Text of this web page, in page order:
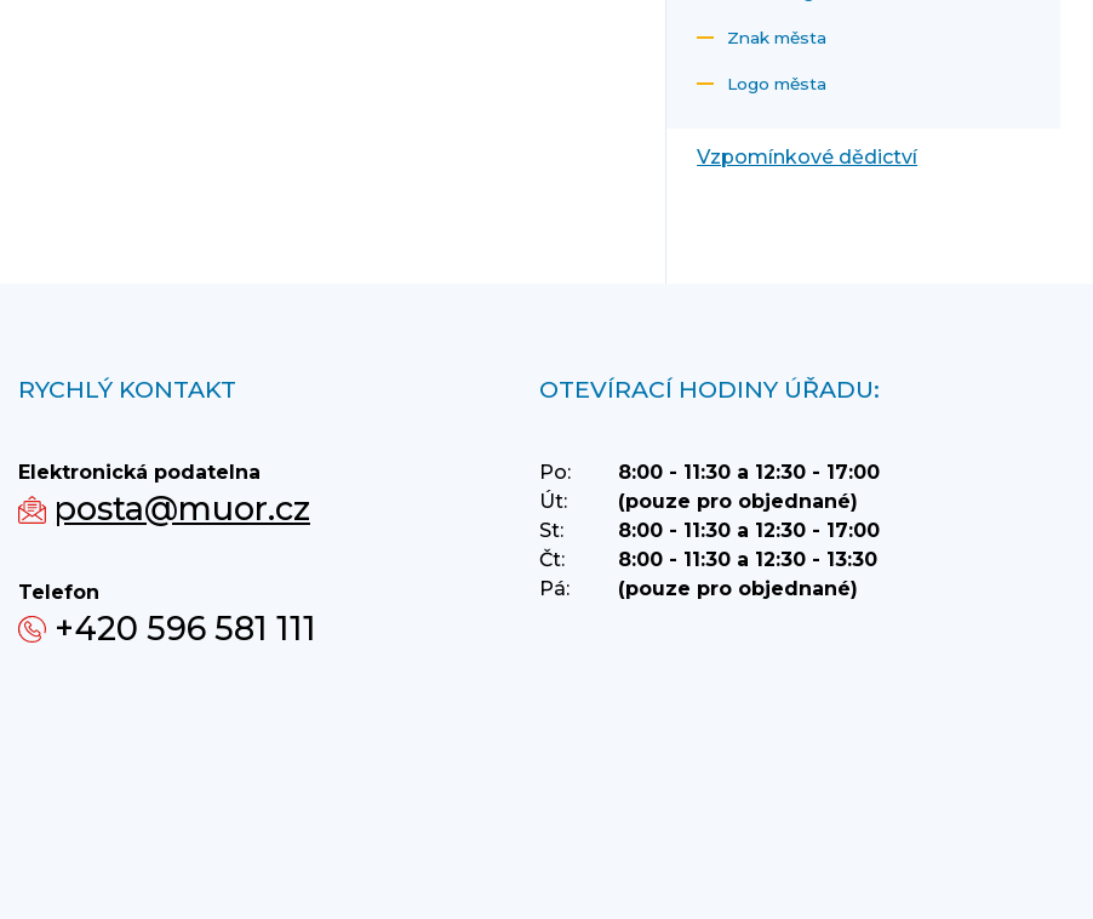
Znak města
Logo města
Vzpomínkové dědictví
RYCHLÝ KONTAKT
Elektronická podatelna
posta@muor.cz
Telefon
+420 596 581 111
OTEVÍRACÍ HODINY ÚŘADU:
Po:
8:00 - 11:30 a 12:30 - 17:00
Út:
(pouze pro objednané)
St:
8:00 - 11:30 a 12:30 - 17:00
Čt:
8:00 - 11:30 a 12:30 - 13:30
Pá:
(pouze pro objednané)